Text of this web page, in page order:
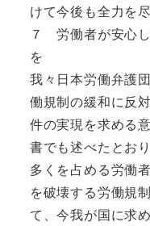
けて今後も全力を
７ 労働者が安心
を
我々日本労働弁護
働規制の緩和に反
件の実現を求める
書でも述べたとお
多くを占める労働
を破壊する労働規
て、今我が国に求